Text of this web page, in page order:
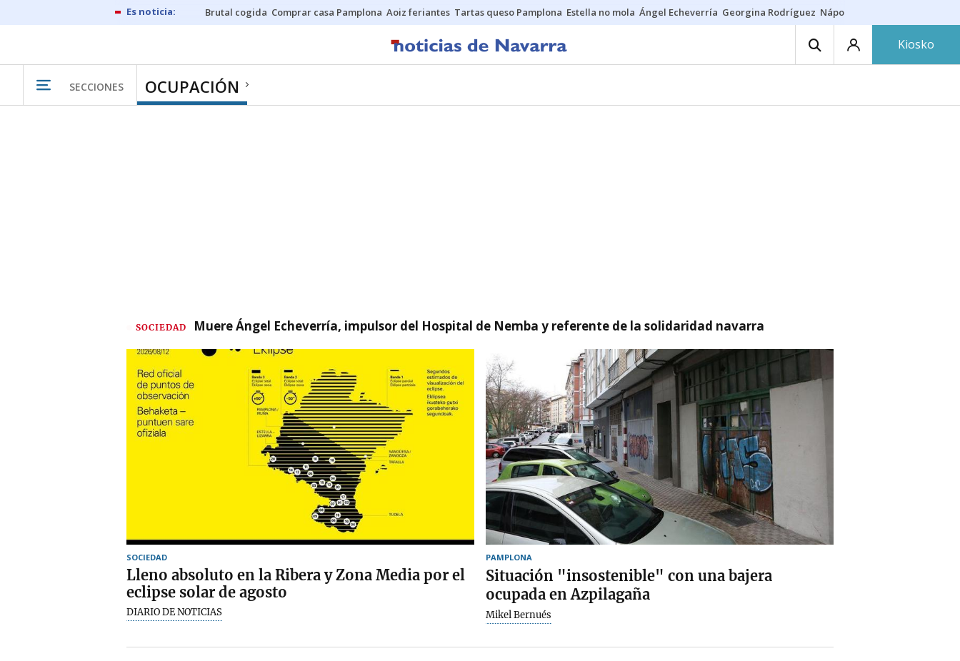
Brutal cogida Comprar casa Pamplona Aoiz feriantes Tartas queso Pamplona Estella no mola Ángel Echeverría Georgina Rodríguez Nápoles - Osasuna
Kiosko
SECCIONES OCUPACIÓN
SOCIEDAD Muere Ángel Echeverría, impulsor del Hospital de Nemba y referente de la solidaridad navarra
SOCIEDAD
Lleno absoluto en la Ribera y Zona Media por el
eclipse solar de agosto
DIARIO DE NOTICIAS
PAMPLONA
Situación "insostenible" con una bajera
ocupada en Azpilagaña
Mikel Bernués